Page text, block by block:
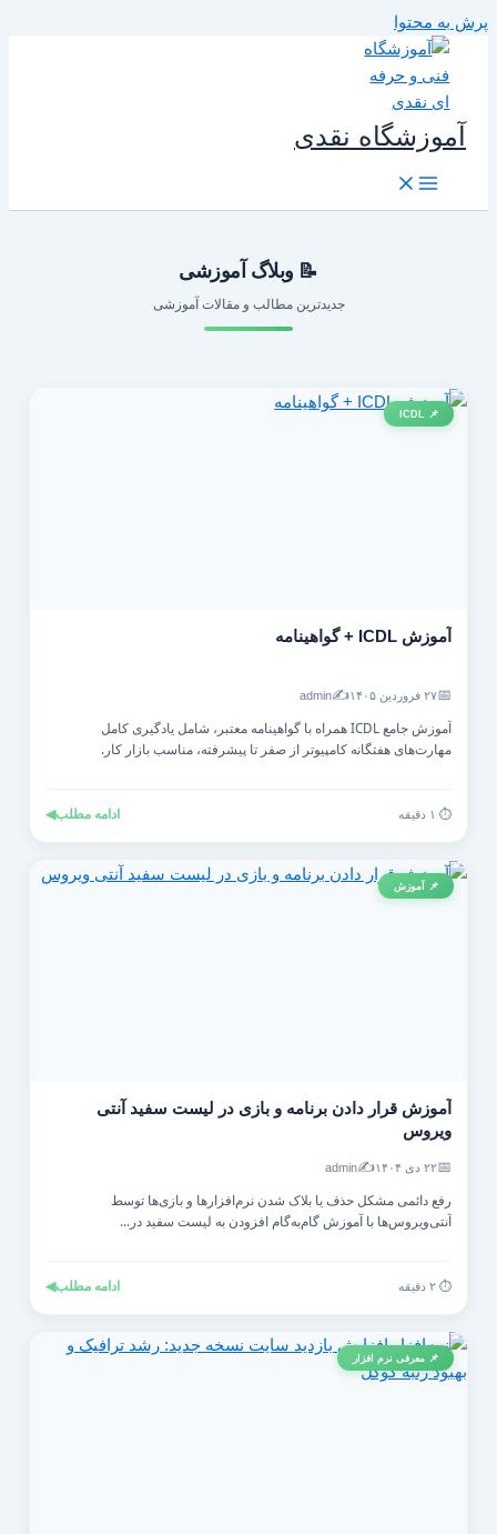
به محتوا
آموزشگاه نقدی
📝 وبلاگ آموزشی
جدیدترین مطالب و مقالات آموزشی
📌 ICDL
آموزش ICDL + گواهینامه
۲۷ فروردین ۱۴۰۵ ✍️
admin
آموزش جامع ICDL همراه با گواهینامه معتبر، شامل یادگیری کامل
مهارت‌های هفتگانه کامپیوتر از صفر تا پیشرفته، مناسب بازار کار.
ادامه مطلب◀
📌 آموزش
آموزش قرار دادن برنامه و بازی در لیست سفید آنتی‌
ویروس
۲۲ دی ۱۴۰۴ ✍️
admin
رفع دائمی مشکل حذف یا بلاک شدن نرم‌افزارها و بازی‌ها توسط
آنتی‌ویروس‌ها با آموزش گام‌به‌گام افزودن به لیست سفید در...
ادامه مطلب◀
📌 معرفی نرم افزار